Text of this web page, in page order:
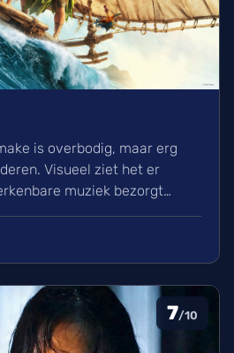
is overbodig, maar erg
Visueel ziet het er
muziek bezorgt
lore complex is, zorgt het
ervaring in de
7/10